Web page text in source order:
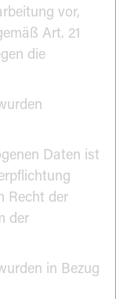
vor,
Art. 21
die
Daten ist
Recht der
der
in Bezug